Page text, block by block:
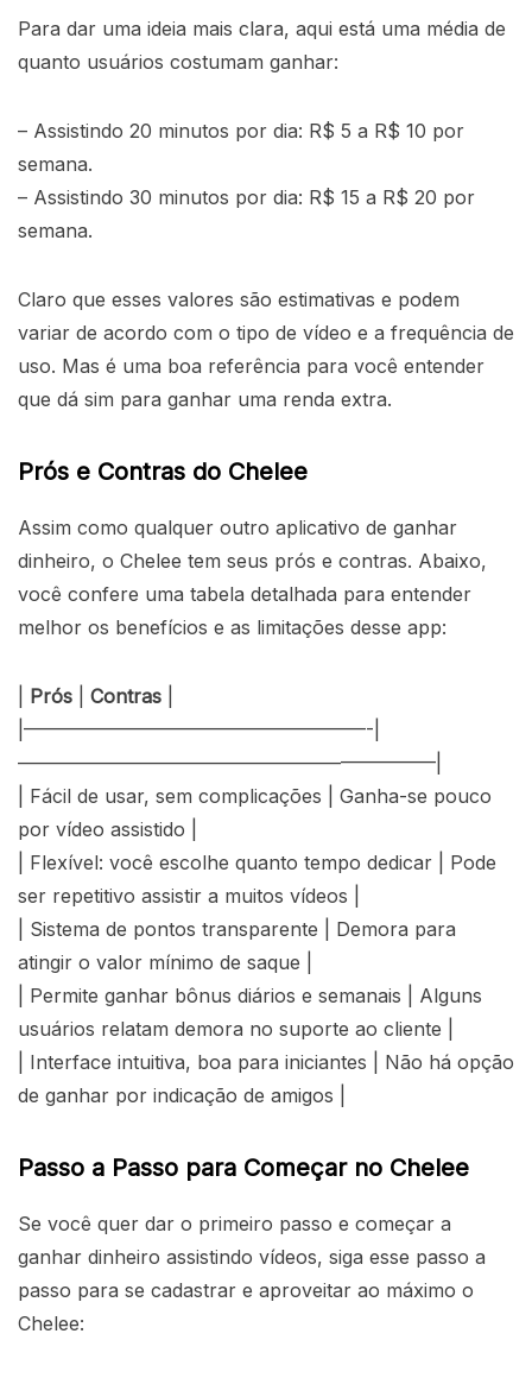
Para dar uma ideia mais clara, aqui está uma média de
quanto usuários costumam ganhar:
– Assistindo 20 minutos por dia: R$ 5 a R$ 10 por
semana.
– Assistindo 30 minutos por dia: R$ 15 a R$ 20 por
semana.
Claro que esses valores são estimativas e podem
variar de acordo com o tipo de vídeo e a frequência de
uso. Mas é uma boa referência para você entender
que dá sim para ganhar uma renda extra.
Prós e Contras do Chelee
Assim como qualquer outro aplicativo de ganhar
dinheiro, o Chelee tem seus prós e contras. Abaixo,
você confere uma tabela detalhada para entender
melhor os benefícios e as limitações desse app:
Prós Contras
|——————————————————-|
——————————————————————|
| Fácil de usar, sem complicações | Ganha-se pouco
por vídeo assistido |
| Flexível: você escolhe quanto tempo dedicar | Pode
ser repetitivo assistir a muitos vídeos |
| Sistema de pontos transparente | Demora para
atingir o valor mínimo de saque |
| Permite ganhar bônus diários e semanais | Alguns
usuários relatam demora no suporte ao cliente |
| Interface intuitiva, boa para iniciantes | Não há opção
de ganhar por indicação de amigos |
Passo a Passo para Começar no Chelee
Se você quer dar o primeiro passo e começar a
ganhar dinheiro assistindo vídeos, siga esse passo a
passo para se cadastrar e aproveitar ao máximo o
Chelee: